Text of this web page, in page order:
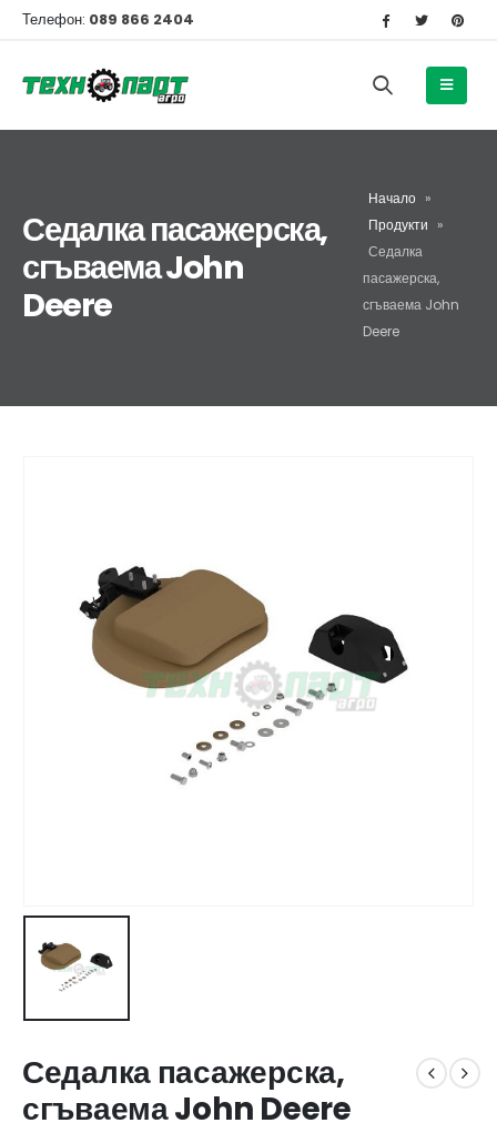
Телефон: 089 866 2404
Седалка пасажерска,
сгъваема John
Deere
Начало »
Продукти »
Седалка
пасажерска,
сгъваема John
Deere
Седалка пасажерска,
сгъваема John Deere